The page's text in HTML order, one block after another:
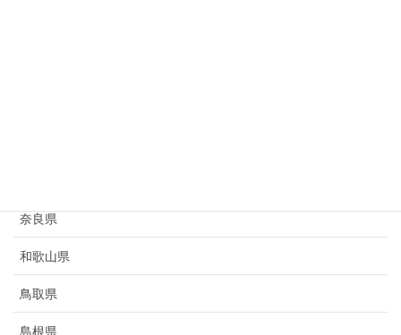
奈良県
和歌山県
鳥取県
島根県